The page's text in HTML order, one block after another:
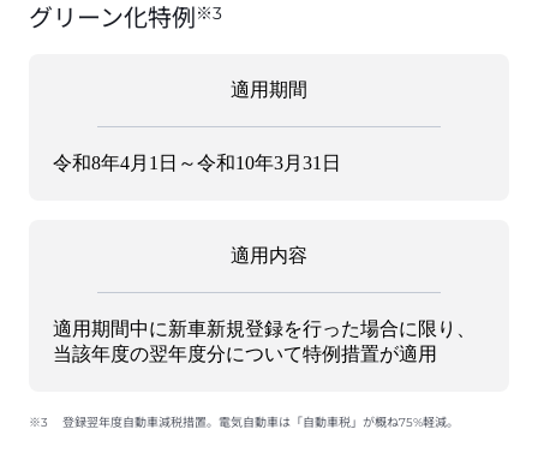
グリーン化特例 ※3
適用期間
令和8年4月1日～令和10年3月31日
適用内容
適用期間中に新車新規登録を行った場合に限り、
当該年度の翌年度分について特例措置が適用
※3 登録翌年度自動車減税措置。電気自動車は「自動車税」が概ね75%軽減。